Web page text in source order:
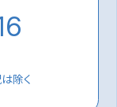
除く